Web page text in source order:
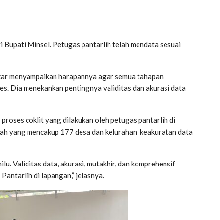
Minsel. Petugas pantarlih telah mendata sesuai
menyampaikan harapannya agar semua tahapan
Dia menekankan pentingnya validitas dan akurasi data
coklit yang dilakukan oleh petugas pantarlih di
yang mencakup 177 desa dan kelurahan, keakuratan data
Validitas data, akurasi, mutakhir, dan komprehensif
di lapangan,” jelasnya.